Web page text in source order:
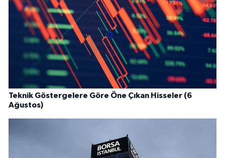
Teknik Göstergelere Göre Öne Çıkan Hisseler (6
Ağustos)